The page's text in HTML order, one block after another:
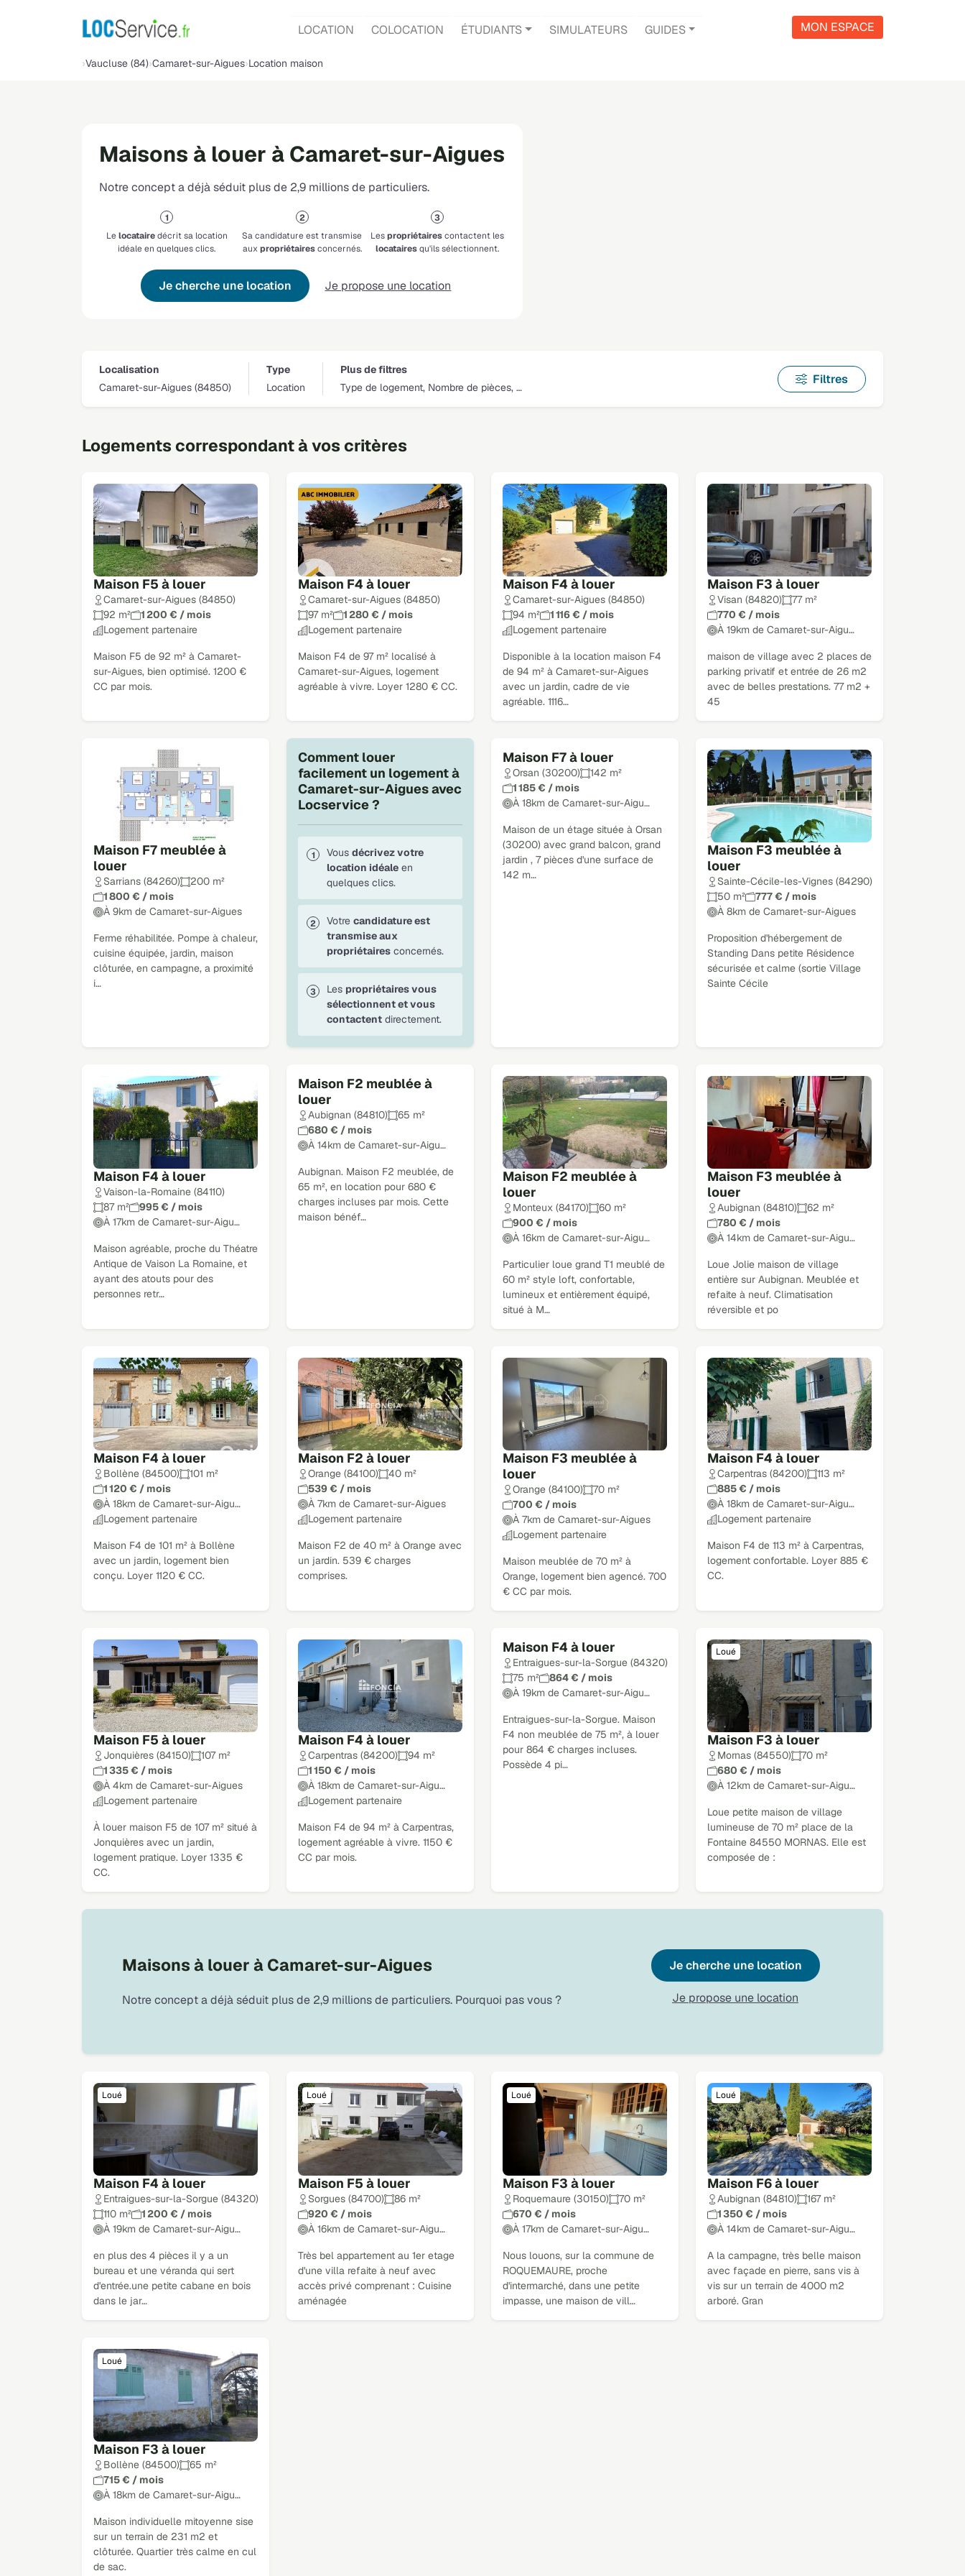
LOCATION COLOCATION ÉTUDIANTS SIMULATEURS GUIDES MON ESPACE
Vaucluse (84) Camaret-sur-Aigues Location maison
Maisons à louer à Camaret-sur-Aigues
Notre concept a déjà séduit plus de 2,9 millions de particuliers.
Lelocatairedécrit sa location
idéale en quelques clics.
Sa candidature est transmise
auxpropriétairesconcernés.
Lespropriétairescontactent les
locatairesqu'ils sélectionnent.
Je cherche une location Je propose une location
Localisation
Camaret-sur-Aigues (84850)
Type
Location
Plus de filtres
Type de logement, Nombre de pièces, …
Filtres
Logements correspondant à vos critères
Maison F5 à louer
Camaret-sur-Aigues (84850)
92 m²
1 200 € / mois
Logement partenaire
Maison F5 de 92 m² à Camaret-
sur-Aigues, bien optimisé. 1200 €
CC par mois.
Maison F4 à louer
Camaret-sur-Aigues (84850)
97 m²
1 280 € / mois
Logement partenaire
Maison F4 de 97 m² localisé à
Camaret-sur-Aigues, logement
agréable à vivre. Loyer 1280 € CC.
Maison F4 à louer
Camaret-sur-Aigues (84850)
94 m²
1 116 € / mois
Logement partenaire
Disponible à la location maison F4
de 94 m² à Camaret-sur-Aigues
avec un jardin, cadre de vie
agréable. 1116…
Maison F3 à louer
Visan (84820)
77 m²
770 € / mois
À 19km de Camaret-sur-Aigu…
maison de village avec 2 places de
parking privatif et entrée de 26 m2
avec de belles prestations. 77 m2 +
45
Maison F7 meublée à
louer
Sarrians (84260)
200 m²
1 800 € / mois
À 9km de Camaret-sur-Aigues
Ferme réhabilitée. Pompe à chaleur,
cuisine équipée, jardin, maison
clôturée, en campagne, a proximité
i…
Maison F7 à louer
Orsan (30200)
142 m²
1 185 € / mois
À 18km de Camaret-sur-Aigu…
Maison de un étage située à Orsan
(30200) avec grand balcon, grand
jardin , 7 pièces d'une surface de
142 m…
Maison F3 meublée à
louer
Sainte-Cécile-les-Vignes (84290)
50 m²
777 € / mois
À 8km de Camaret-sur-Aigues
Proposition d'hébergement de
Standing Dans petite Résidence
sécurisée et calme (sortie Village
Sainte Cécile
Maison F4 à louer
Vaison-la-Romaine (84110)
87 m²
995 € / mois
À 17km de Camaret-sur-Aigu…
Maison agréable, proche du Théatre
Antique de Vaison La Romaine, et
ayant des atouts pour des
personnes retr…
Maison F2 meublée à
louer
Aubignan (84810)
65 m²
680 € / mois
À 14km de Camaret-sur-Aigu…
Aubignan. Maison F2 meublée, de
65 m², en location pour 680 €
charges incluses par mois. Cette
maison bénéf…
Maison F2 meublée à
louer
Monteux (84170)
60 m²
900 € / mois
À 16km de Camaret-sur-Aigu…
Particulier loue grand T1 meublé de
60 m² style loft, confortable,
lumineux et entièrement équipé,
situé à M…
Maison F3 meublée à
louer
Aubignan (84810)
62 m²
780 € / mois
À 14km de Camaret-sur-Aigu…
Loue Jolie maison de village
entière sur Aubignan. Meublée et
refaite à neuf. Climatisation
réversible et po
Maison F4 à louer
Bollène (84500)
101 m²
1 120 € / mois
À 18km de Camaret-sur-Aigu…
Logement partenaire
Maison F4 de 101 m² à Bollène
avec un jardin, logement bien
conçu. Loyer 1120 € CC.
Maison F2 à louer
Orange (84100)
40 m²
539 € / mois
À 7km de Camaret-sur-Aigues
Logement partenaire
Maison F2 de 40 m² à Orange avec
un jardin. 539 € charges
comprises.
Maison F3 meublée à
louer
Orange (84100)
70 m²
700 € / mois
À 7km de Camaret-sur-Aigues
Logement partenaire
Maison meublée de 70 m² à
Orange, logement bien agencé. 700
€ CC par mois.
Maison F4 à louer
Carpentras (84200)
113 m²
885 € / mois
À 18km de Camaret-sur-Aigu…
Logement partenaire
Maison F4 de 113 m² à Carpentras,
logement confortable. Loyer 885 €
CC.
Maison F5 à louer
Jonquières (84150)
107 m²
1 335 € / mois
À 4km de Camaret-sur-Aigues
Logement partenaire
À louer maison F5 de 107 m² situé à
Jonquières avec un jardin,
logement pratique. Loyer 1335 €
CC.
Maison F4 à louer
Carpentras (84200)
94 m²
1 150 € / mois
À 18km de Camaret-sur-Aigu…
Logement partenaire
Maison F4 de 94 m² à Carpentras,
logement agréable à vivre. 1150 €
CC par mois.
Maison F4 à louer
Loué
Entraigues-sur-la-Sorgue (84320)
75 m²
864 € / mois
À 19km de Camaret-sur-Aigu…
Entraigues-sur-la-Sorgue. Maison
F4 non meublée de 75 m², à louer
pour 864 € charges incluses.
Possède 4 pi…
Maison F3 à louer
Loué
Mornas (84550)
70 m²
680 € / mois
À 12km de Camaret-sur-Aigu…
Loue petite maison de village
lumineuse de 70 m² place de la
Fontaine 84550 MORNAS. Elle est
composée de :
Maison F4 à louer
Loué
Entraigues-sur-la-Sorgue (84320)
110 m²
1 200 € / mois
À 19km de Camaret-sur-Aigu…
en plus des 4 pièces il y a un
bureau et une véranda qui sert
d'entrée.une petite cabane en bois
dans le jar…
Maison F5 à louer
Loué
Sorgues (84700)
86 m²
920 € / mois
À 16km de Camaret-sur-Aigu…
Très bel appartement au 1er etage
d'une villa refaite à neuf avec
accès privé comprenant : Cuisine
aménagée
Maison F3 à louer
Loué
Roquemaure (30150)
70 m²
670 € / mois
À 17km de Camaret-sur-Aigu…
Nous louons, sur la commune de
ROQUEMAURE, proche
d'intermarché, dans une petite
impasse, une maison de vill…
Maison F6 à louer
Loué
Aubignan (84810)
167 m²
1 350 € / mois
À 14km de Camaret-sur-Aigu…
A la campagne, très belle maison
avec façade en pierre, sans vis à
vis sur un terrain de 4000 m2
arboré. Gran
Maison F3 à louer
Loué
Bollène (84500)
65 m²
715 € / mois
À 18km de Camaret-sur-Aigu…
Maison individuelle mitoyenne sise
sur un terrain de 231 m2 et
clôturée. Quartier très calme en cul
de sac.
Comment louer
facilement un logement à
Camaret-sur-Aigues avec
Locservice ?
Vous décrivez votre
location idéale en
quelques clics.
Votre candidature est
transmise aux
propriétaires concernés.
Les propriétaires vous
sélectionnent et vous
contactent directement.
Maisons à louer à Camaret-sur-Aigues
Notre concept a déjà séduit plus de 2,9 millions de particuliers. Pourquoi pas vous ?
Je cherche une location
Je propose une location